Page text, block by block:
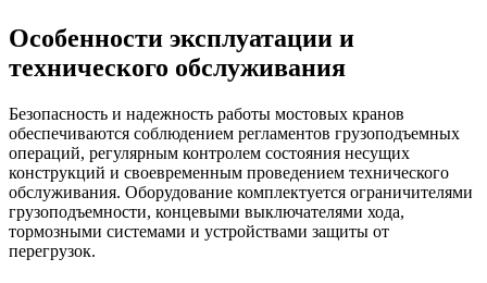
Особенности эксплуатации и
технического обслуживания
Безопасность и надежность работы мостовых кранов
обеспечиваются соблюдением регламентов грузоподъемных
операций, регулярным контролем состояния несущих
конструкций и своевременным проведением технического
обслуживания. Оборудование комплектуется ограничителями
грузоподъемности, концевыми выключателями хода,
тормозными системами и устройствами защиты от
перегрузок.